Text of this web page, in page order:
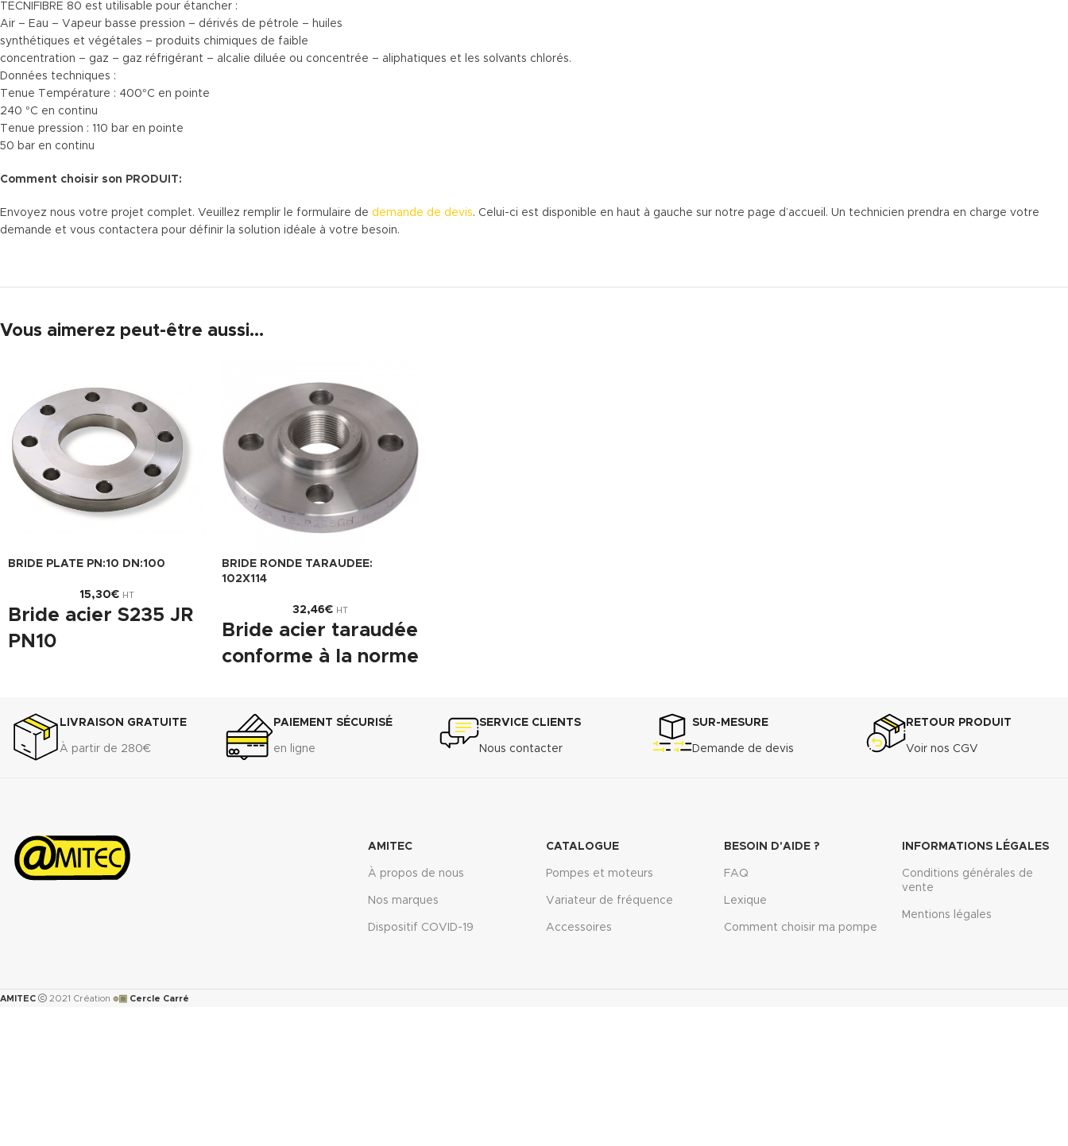
TECNIFIBRE 80 est utilisable pour étancher :
Air – Eau – Vapeur basse pression – dérivés de pétrole – huiles
synthétiques et végétales – produits chimiques de faible
concentration – gaz – gaz réfrigérant – alcalie diluée ou concentrée – aliphatiques et les solvants chlorés.
Données techniques :
Tenue Température : 400°C en pointe
240 °C en continu
Tenue pression : 110 bar en pointe
50 bar en continu
Comment choisir son PRODUIT:
Envoyez nous votre projet complet. Veuillez remplir le formulaire de demande de devis. Celui-ci est disponible en haut à gauche sur notre page d’accueil. Un technicien prendra en charge votre
demande et vous contactera pour définir la solution idéale à votre besoin.
Vous aimerez peut-être aussi…
BRIDE PLATE PN:10 DN:100
15,30€ HT
Bride acier S235 JR
PN10
pression (PN) :
- PN/GN 10 (DN 15 à DN 700)
BRIDE RONDE TARAUDEE:
102X114
32,46€ HT
Bride acier taraudée
conforme à la norme
Type 13 B avec portée de joint
surélevée.
Taraudage selon norme ISO 7-1.
LIVRAISON GRATUITE
À partir de 280€
PAIEMENT SÉCURISÉ
en ligne
SERVICE CLIENTS
Nous contacter
SUR-MESURE
Demande de devis
RETOUR PRODUIT
Voir nos CGV
AMITEC
À propos de nous
Nos marques
Dispositif COVID-19
CATALOGUE
Pompes et moteurs
Variateur de fréquence
Accessoires
BESOIN D'AIDE ?
FAQ
Lexique
Comment choisir ma pompe
INFORMATIONS LÉGALES
Conditions générales de
vente
Mentions légales
AMITEC 2021 Création ๏▣ Cercle Carré